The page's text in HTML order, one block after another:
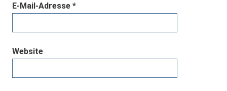
E-Mail-Adresse *
Website